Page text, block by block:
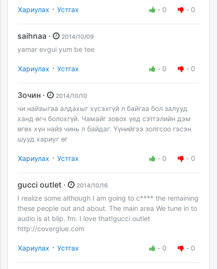
Хариулах · Устгах - 0 - 0
saihnaa · 2014/10/09
yamar evgui yum be tee
Хариулах · Устгах - 0 - 0
Зочин · 2014/10/10
чи найзыгаа алдахыг хүсэхгүй л байгаа бол залууд
ханд өгч болохгүй. Чамайг зовох үед сэтгэлийн дэм
өгөх хүн найз чинь л байдаг. Үүнийгээ золгсоо гэсэн
шууд хариуг өг
Хариулах · Устгах - 0 - 0
gucci outlet · 2014/10/16
I realize some although I am going to c**** the remaining
these people out and about. The main area We tune in to
audio is at blip. fm. I love that!gucci outlet
http://coverglue.com
Хариулах · Устгах - 0 - 0